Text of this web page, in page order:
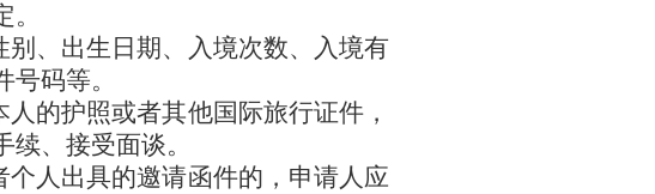
、出生日期、入境次数、入境有
码等。
的护照或者其他国际旅行证件，
、接受面谈。
人出具的邀请函件的，申请人应